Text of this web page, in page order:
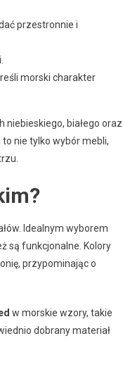
przestronnie i
morski charakter
niebieskiego, białego oraz
nie tylko wybór mebli,
Idealnym wyborem
są funkcjonalne. Kolory
przypominając o
w morskie wzory, takie
dobrany materiał